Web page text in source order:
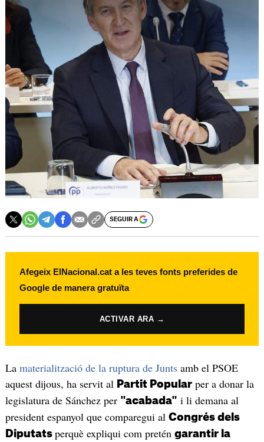
SEGUIR A
Afegeix ElNacional.cat a les teves fonts preferides de
Google de manera gratuïta
ACTIVAR ARA →
La materialització de la ruptura de Juntsamb el PSOE
aquest dijous, ha servit al Partit Popularper a donar la
legislatura de Sánchez per "acabada" i li demana al
president espanyol que comparegui al Congrés dels
Diputats perquè expliqui com pretén garantir la